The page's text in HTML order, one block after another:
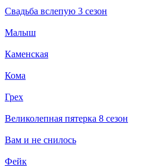
Свадьба вслепую 3 сезон
Малыш
Каменская
Кома
Грех
Великолепная пятерка 8 сезон
Вам и не снилось
Фейк